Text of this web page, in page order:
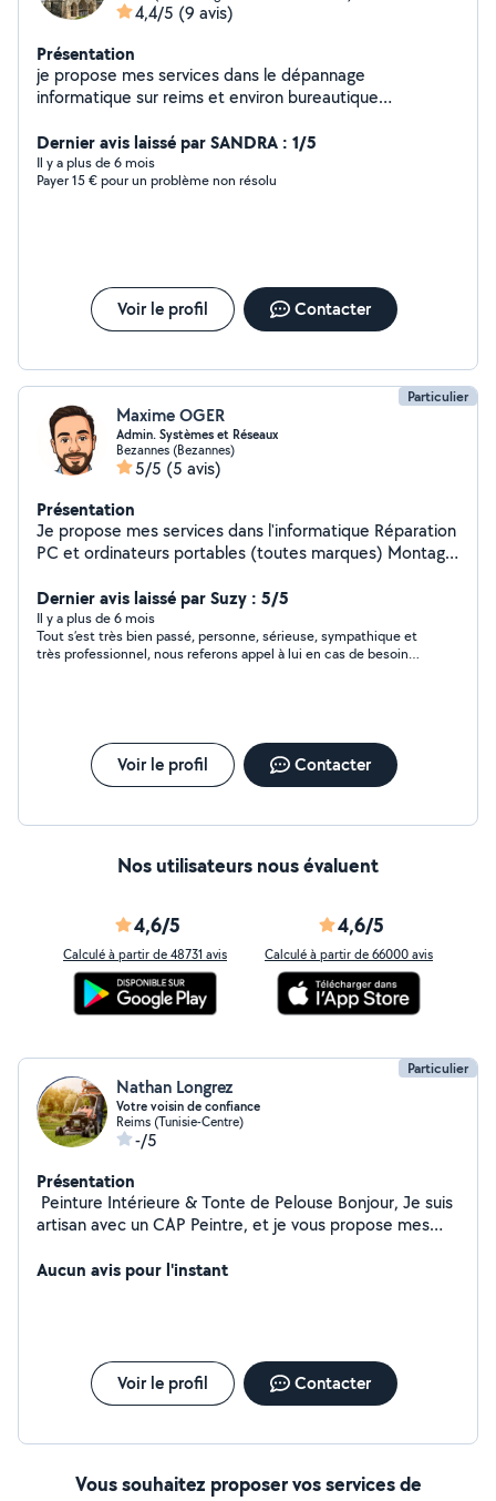
4,4/5 (9 avis)
Présentation
je propose mes services dans le dépannage
informatique sur reims et environ bureautique
Dernier avis laissé par SANDRA : 1/5
Il y a plus de 6 mois
Payer 15 € pour un problème non résolu
Voir le profil Contacter
Particulier
Maxime OGER
Admin. Systèmes et Réseaux
Bezannes (Bezannes)
5/5 (5 avis)
Présentation
Je propose mes services dans l'informatique Réparation
PC et ordinateurs portables (toutes marques) Montage
Configuration Imprimantes & Scanners Suppression de
virus, malwares et nettoyage système Mise à niveau
SSD & RAM pour plus de performance Installation et
configuration de logiciels Autres
Dernier avis laissé par Suzy : 5/5
Il y a plus de 6 mois
Tout s’est très bien passé, personne, sérieuse, sympathique et
très professionnel, nous referons appel à lui en cas de besoin
Voir le profil Contacter
Nos utilisateurs nous évaluent
4,6/5
Calculé à partir de 48731 avis
4,6/5
Calculé à partir de 66000 avis
Particulier
Nathan Longrez
Votre voisin de confiance
Reims (Tunisie-Centre)
-/5
Présentation
️ Peinture Intérieure & Tonte de Pelouse Bonjour, Je suis
artisan avec un CAP Peintre, et je vous propose mes
/ plafonds Application soignée (peinture, papier peint)
sérieux, soigné, ponctuel
Aucun avis pour l'instant
Voir le profil Contacter
Vous souhaitez proposer vos services de